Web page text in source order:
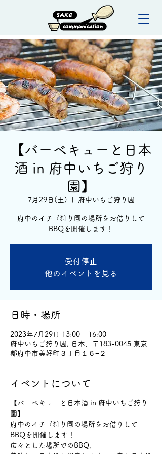
【バーベキューと日本
酒 in 府中いちご狩り
園】
7月29日(土) 府中いちご狩り園
府中のイチゴ狩り園の場所をお借りして
BBQを開催します！
受付停止
他のイベントを見る
日時・場所
2023年7月29日 13:00 – 16:00
府中いちご狩り園, 日本、〒183-0045 東京
都府中市美好町３丁目１６−２
イベントについて
【バーベキューと日本酒 in 府中いちご狩り
園】
府中のイチゴ狩り園の場所をお借りして
BBQを開催します！
広々とした場所でのBBQ、